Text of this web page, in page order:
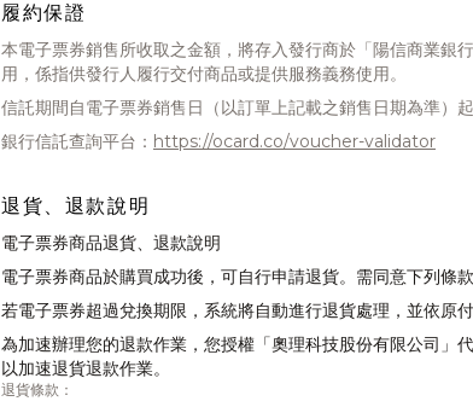
履約保證
本電子票券銷售所收取之金額，將存入發行商於「陽信商業銀
用，係指供發行人履行交付商品或提供服務義務使用。
信託期間自電子票券銷售日（以訂單上記載之銷售日期為準）起
銀行信託查詢平台： https://ocard.co/voucher-validator
退貨、退款說明
電子票券商品退貨、退款說明
電子票券商品於購買成功後，可自行申請退貨。需同意下列條
若電子票券超過兌換期限，系統將自動進行退貨處理，並依原付
為加速辦理您的退款作業，您授權「奧理科技股份有限公司」
以加速退貨退款作業。
退貨條款：